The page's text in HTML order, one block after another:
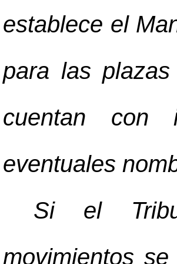
establece el
para las
cuentan con
eventuales
Si el
movimientos